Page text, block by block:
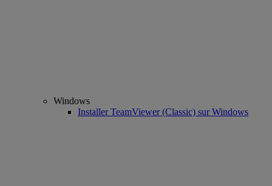
Windows
Installer TeamViewer (Classic) sur Windows